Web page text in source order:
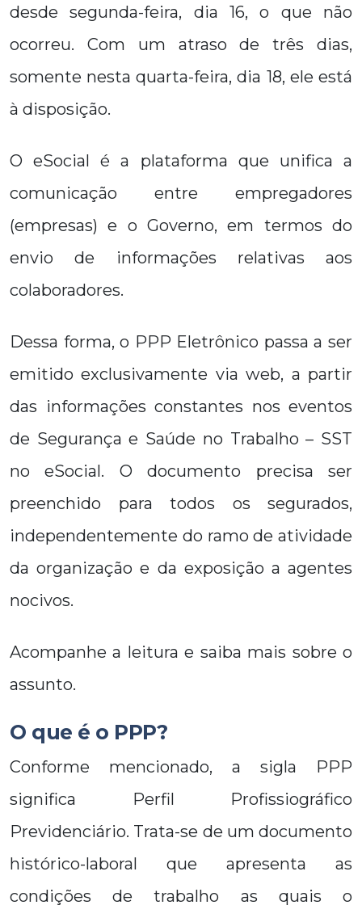
desde segunda-feira, dia 16, o que não
ocorreu. Com um atraso de três dias,
somente nesta quarta-feira, dia 18, ele está
à disposição.
O eSocial é a plataforma que unifica a
comunicação entre empregadores
(empresas) e o Governo, em termos do
envio de informações relativas aos
colaboradores.
Dessa forma, o PPP Eletrônico passa a ser
emitido exclusivamente via web, a partir
das informações constantes nos eventos
de Segurança e Saúde no Trabalho – SST
no eSocial. O documento precisa ser
preenchido para todos os segurados,
independentemente do ramo de atividade
da organização e da exposição a agentes
nocivos.
Acompanhe a leitura e saiba mais sobre o
assunto.
O que é o PPP?
Conforme mencionado, a sigla PPP
significa Perfil Profissiográfico
Previdenciário. Trata-se de um documento
histórico-laboral que apresenta as
condições de trabalho as quais o